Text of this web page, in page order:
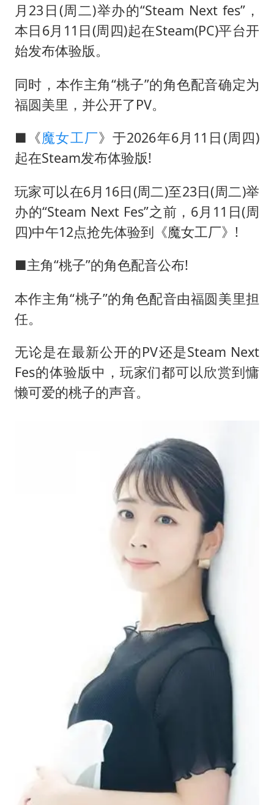
月23日(周二)举办的“Steam Next fes”，
本日6月11日(周四)起在Steam(PC)平台开
始发布体验版。
同时，本作主角“桃子”的角色配音确定为
福圆美里，并公开了PV。
■《魔女工厂》于2026年6月11日(周四)
起在Steam发布体验版!
玩家可以在6月16日(周二)至23日(周二)举
办的“Steam Next Fes”之前，6月11日(周
四)中午12点抢先体验到《魔女工厂》!
■主角“桃子”的角色配音公布!
本作主角“桃子”的角色配音由福圆美里担
任。
无论是在最新公开的PV还是Steam Next
Fes的体验版中，玩家们都可以欣赏到慵
懒可爱的桃子的声音。